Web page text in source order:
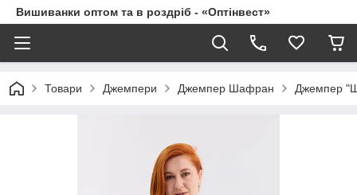
Вишиванки оптом та в роздріб - «Оптінвест»
Товари Джемпери Джемпер Шафран Джемпер